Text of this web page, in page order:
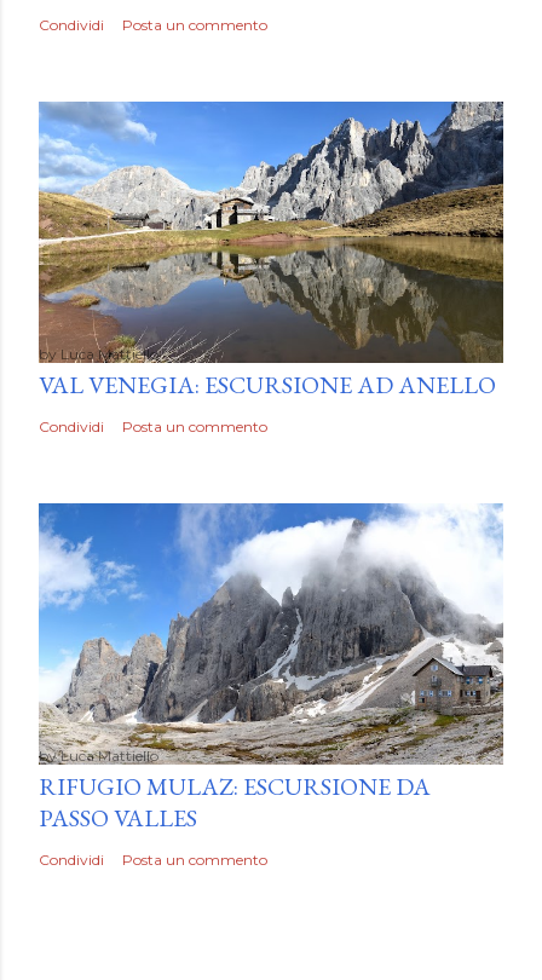
Condividi Posta un commento
by Luca Mattiello
VAL VENEGIA: ESCURSIONE AD ANELLO
Condividi Posta un commento
byLuca Mattiello
RIFUGIO MULAZ: ESCURSIONE DA
PASSO VALLES
Condividi Posta un commento